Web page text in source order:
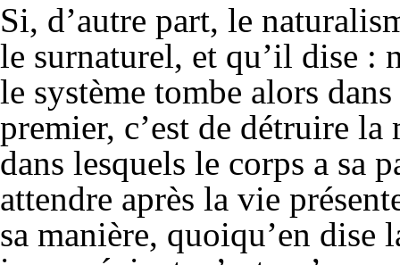
Si, d’autre part, le
le surnaturel, et qu’il dise :
le système tombe alors
premier, c’est de détruire
dans lesquels le corps a sa
attendre après la vie
sa manière, quoiqu’en dise